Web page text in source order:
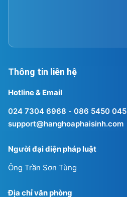
Thông tin liên hệ
Hotline & Email
024 7304 6968 - 086 5450 045
support@hanghoaphaisinh.com
Người đại diện pháp luật
Ông Trần Sơn Tùng
Địa chỉ văn phòng